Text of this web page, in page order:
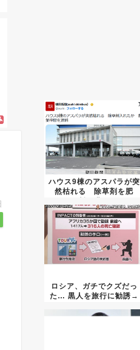
ハウス9棟のアスパラが突
然枯れる 除草剤を肥
ロシア、ガチでクズだっ
た… 黒人を旅行に勧誘→